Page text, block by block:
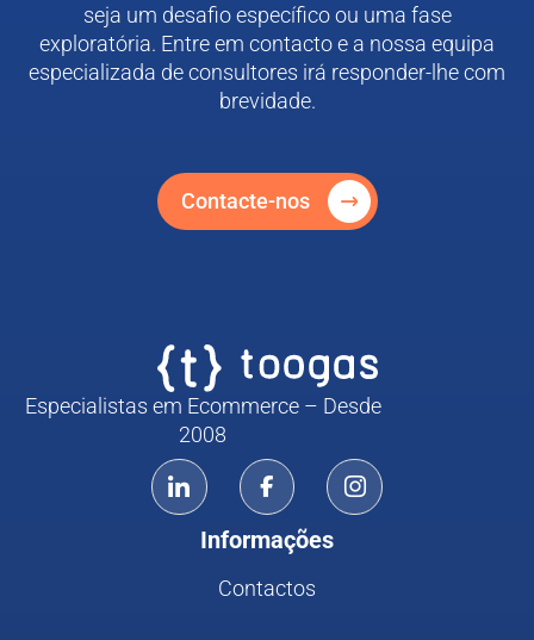
seja um desafio específico ou uma fase
exploratória. Entre em contacto e a nossa equipa
especializada de consultores irá responder-lhe com
brevidade.
Contacte-nos
Especialistas em Ecommerce – Desde
2008
Informações
Contactos